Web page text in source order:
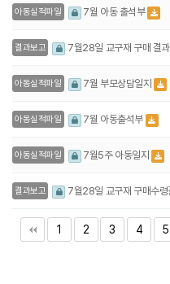
아동실적파일 7월 아동 출석부
결과보고 7월28일 교구재 구매 결
아동실적파일 7월 부모상담일지
아동실적파일 7월 아동출석부
아동실적파일 7월5주 아동일지
결과보고 7월28일 교구재 구매수
1 2 3 4 5